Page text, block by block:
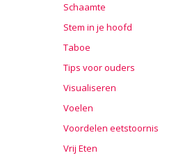
Schaamte
Stem in je hoofd
Taboe
Tips voor ouders
Visualiseren
Voelen
Voordelen eetstoornis
Vrij Eten